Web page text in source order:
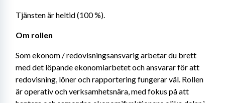
Tjänsten är heltid (100 %).
Om rollen
Som ekonom / redovisningsansvarig arbetar du brett
med det löpande ekonomiarbetet och ansvarar för att
redovisning, löner och rapportering fungerar väl. Rollen
är operativ och verksamhetsnära, med fokus på att